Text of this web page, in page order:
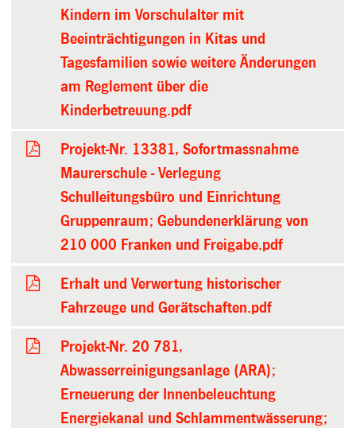
Kindern im Vorschulalter mit
Beeinträchtigungen in Kitas und
Tagesfamilien sowie weitere Änderungen
am Reglement über die
Kinderbetreuung.pdf
Projekt-Nr. 13381, Sofortmassnahme
Maurerschule - Verlegung
Schulleitungsbüro und Einrichtung
Gruppenraum; Gebundenerklärung von
210 000 Franken und Freigabe.pdf
Erhalt und Verwertung historischer
Fahrzeuge und Gerätschaften.pdf
Projekt-Nr. 20 781,
Abwasserreinigungsanlage (ARA);
Erneuerung der Innenbeleuchtung
Energiekanal und Schlammentwässerung;